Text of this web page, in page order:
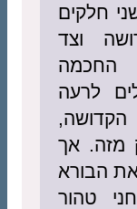
חלקים
וצד
החכמה
לרעה
מזה. אך
הבורא
טהור